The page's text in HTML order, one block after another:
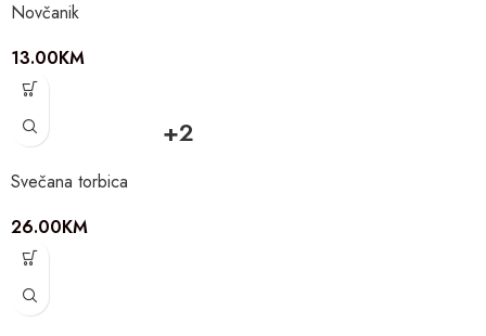
Novčanik
13.00KM
+2
Svečana torbica
26.00KM